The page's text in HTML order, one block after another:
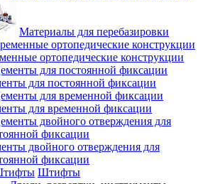
Материалы для перебазировки
ортопедические конструкции
для постоянной фиксации
для временной фиксации
двойного отверждения для
фиксации
Штифты